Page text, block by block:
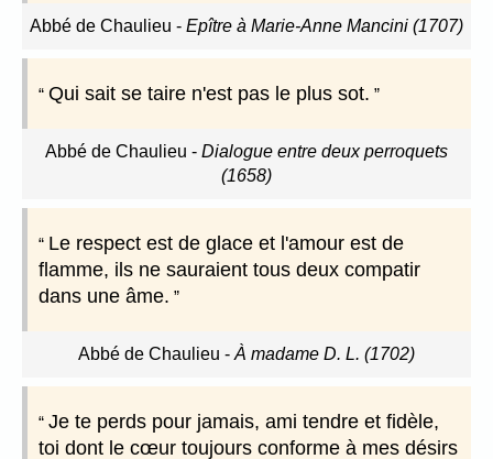
Abbé de Chaulieu - Epître à Marie-Anne Mancini (1707)
Qui sait se taire n'est pas le plus sot.
Abbé de Chaulieu - Dialogue entre deux perroquets
(1658)
Le respect est de glace et l'amour est de
flamme, ils ne sauraient tous deux compatir
dans une âme.
Abbé de Chaulieu - À madame D. L. (1702)
Je te perds pour jamais, ami tendre et fidèle,
toi dont le cœur toujours conforme à mes désirs